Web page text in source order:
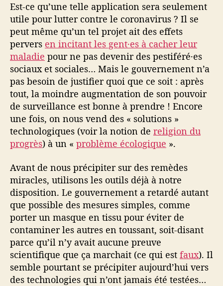
Est-ce qu’une telle application sera seulement
utile pour lutter contre le coronavirus ? Il se
peut même qu’un tel projet ait des effets
pervers en incitant les gent·es à cacher leur
maladie pour ne pas devenir des pestiféré·es
sociaux et sociales… Mais le gouvernement n’a
pas besoin de justifier quoi que ce soit : après
tout, la moindre augmentation de son pouvoir
de surveillance est bonne à prendre ! Encore
une fois, on nous vend des « solutions »
technologiques (voir la notion de religion du
progrès) à un « problème écologique ».
Avant de nous précipiter sur des remèdes
miracles, utilisons les outils déjà à notre
disposition. Le gouvernement a retardé autant
que possible des mesures simples, comme
porter un masque en tissu pour éviter de
contaminer les autres en toussant, soit-disant
parce qu’il n’y avait aucune preuve
scientifique que ça marchait (ce qui est faux). Il
semble pourtant se précipiter aujourd’hui vers
des technologies qui n’ont jamais été testées…